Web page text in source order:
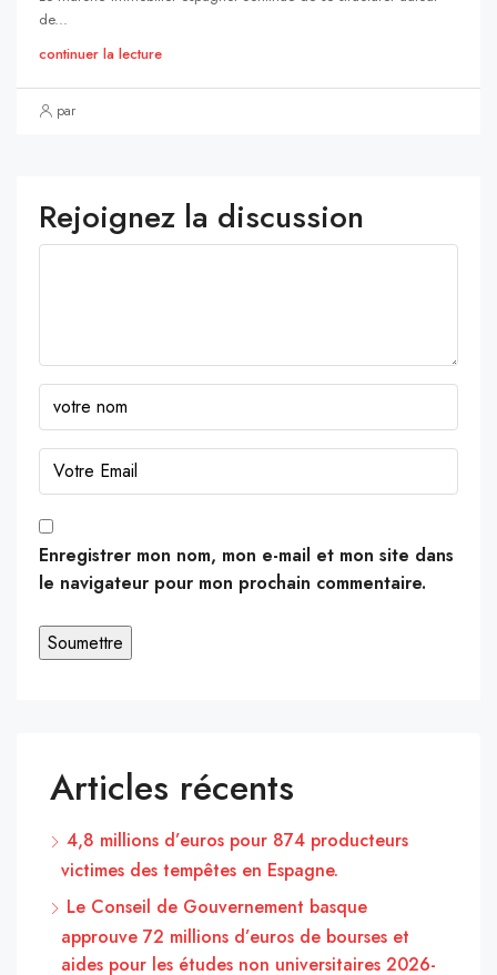
de...
continuer la lecture
par
Rejoignez la discussion
Enregistrer mon nom, mon e-mail et mon site dans
le navigateur pour mon prochain commentaire.
Articles récents
4,8 millions d’euros pour 874 producteurs
victimes des tempêtes en Espagne.
Le Conseil de Gouvernement basque
approuve 72 millions d’euros de bourses et
aides pour les études non universitaires 2026-